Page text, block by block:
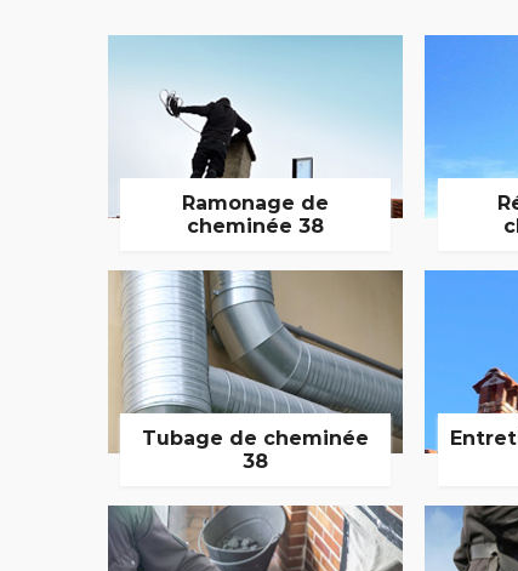
Ramonage de
cheminée 38
Tubage de cheminée
38